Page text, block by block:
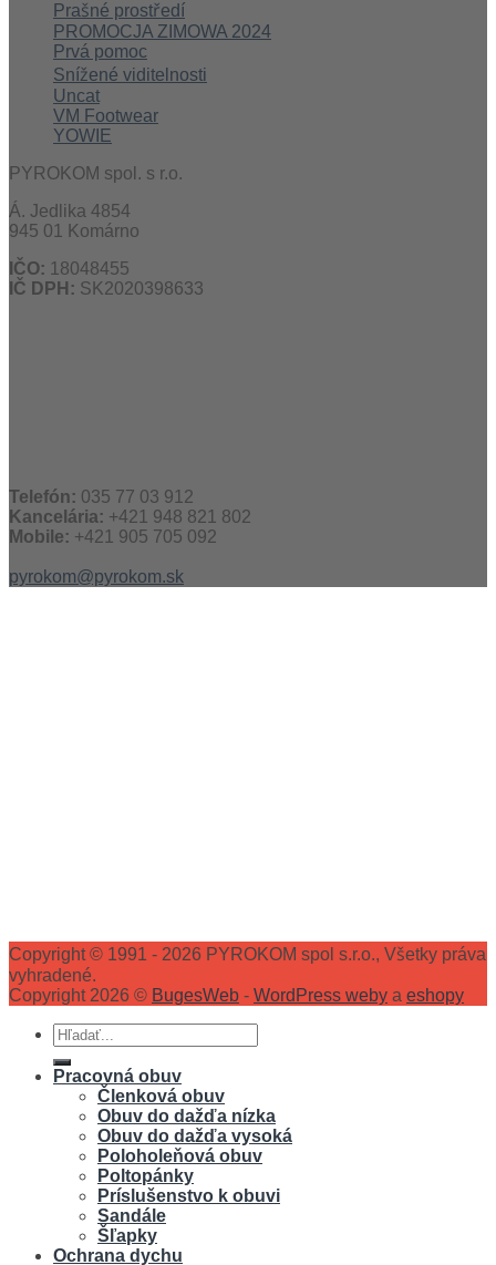
Prašné prostředí
PROMOCJA ZIMOWA 2024
Prvá pomoc
Snížené viditelnosti
Uncat
VM Footwear
YOWIE
PYROKOM spol. s r.o.
Á. Jedlika 4854
945 01 Komárno
IČO: 18048455
IČ DPH: SK2020398633
Telefón: 035 77 03 912
Kancelária: +421 948 821 802
Mobile: +421 905 705 092
pyrokom@pyrokom.sk
Copyright © 1991 - 2026 PYROKOM spol s.r.o., Všetky práva
vyhradené.
Copyright 2026 © BugesWeb - WordPress weby a eshopy
Hľadať:
Pracovná obuv
Členková obuv
Obuv do dažďa nízka
Obuv do dažďa vysoká
Poloholeňová obuv
Poltopánky
Príslušenstvo k obuvi
Sandále
Šľapky
Ochrana dychu